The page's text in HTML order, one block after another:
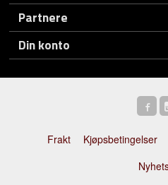
Partnere
Din konto
Frakt Kjøpsbetingelser